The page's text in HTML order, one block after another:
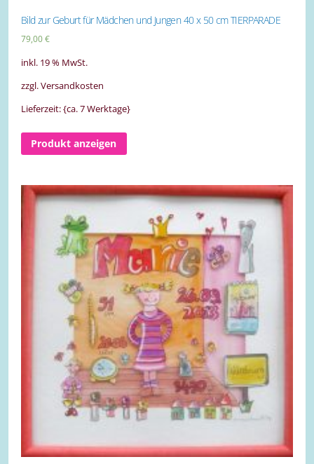
Bild zur Geburt für Mädchen und Jungen 40 x 50 cm TIERPARADE
79,00€
inkl. 19 % MwSt.
zzgl. Versandkosten
Lieferzeit: {ca. 7 Werktage}
Produkt anzeigen